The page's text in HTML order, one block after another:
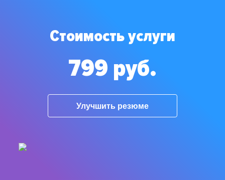
Стоимость услуги
799 руб.
Улучшить резюме